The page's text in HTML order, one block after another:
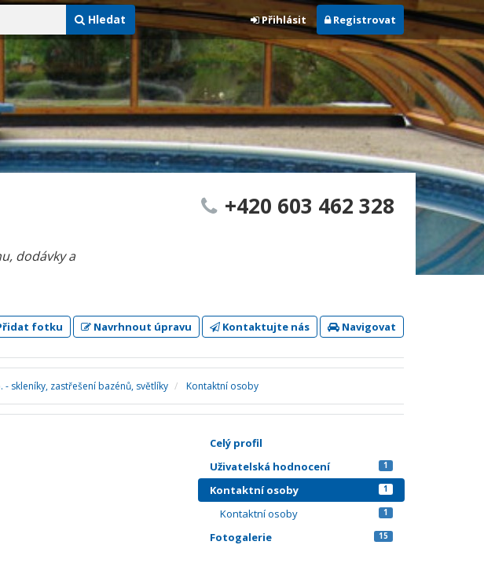
Hledat Přihlásit Registrovat
dodávky a
+420 603 462 328
fotku Navrhnout úpravu Kontaktujte nás Navigovat
- skleníky, zastřešení bazénů, světlíky Kontaktní osoby
Celý profil
Uživatelská hodnocení
1
Kontaktní osoby 1
Kontaktní osoby 1
Fotogalerie 15